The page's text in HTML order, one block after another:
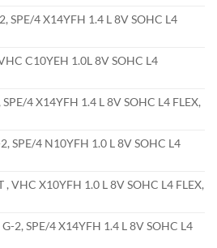
SPE/4 X14YFH 1.4 L 8V SOHC L4
C10YEH 1.0L 8V SOHC L4
4 X14YFH 1.4 L 8V SOHC L4 FLEX,
SPE/4 N10YFH 1.0 L 8V SOHC L4
, VHC X10YFH 1.0 L 8V SOHC L4 FLEX,
2, SPE/4 X14YFH 1.4 L 8V SOHC L4